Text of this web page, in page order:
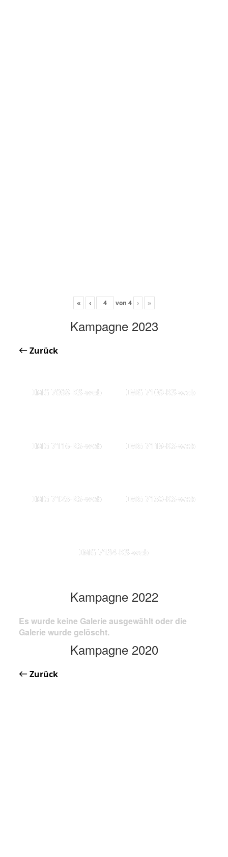
« ‹ von 4 › »
Kampagne 2023
Zurück
IMG 7098-KS-web IMG 7109-KS-web
IMG 7116-KS-web IMG 7119-KS-web
IMG 7123-KS-web IMG 7130-KS-web
IMG 7134-KS-web
Kampagne 2022
Es wurde keine Galerie ausgewählt oder die
Galerie wurde gelöscht.
Kampagne 2020
Zurück